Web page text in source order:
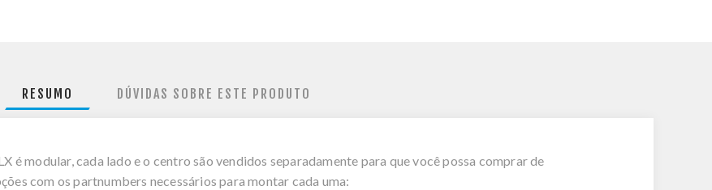
RESUMO DÚVIDAS SOBRE ESTE PRODUTO
é modular, cada lado e o centro são vendidos separadamente para que você possa comprar de
com os partnumbers necessários para montar cada uma: